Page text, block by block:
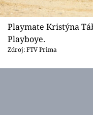
Playmate Kristýna
Playboye.
Zdroj: FTV Prima